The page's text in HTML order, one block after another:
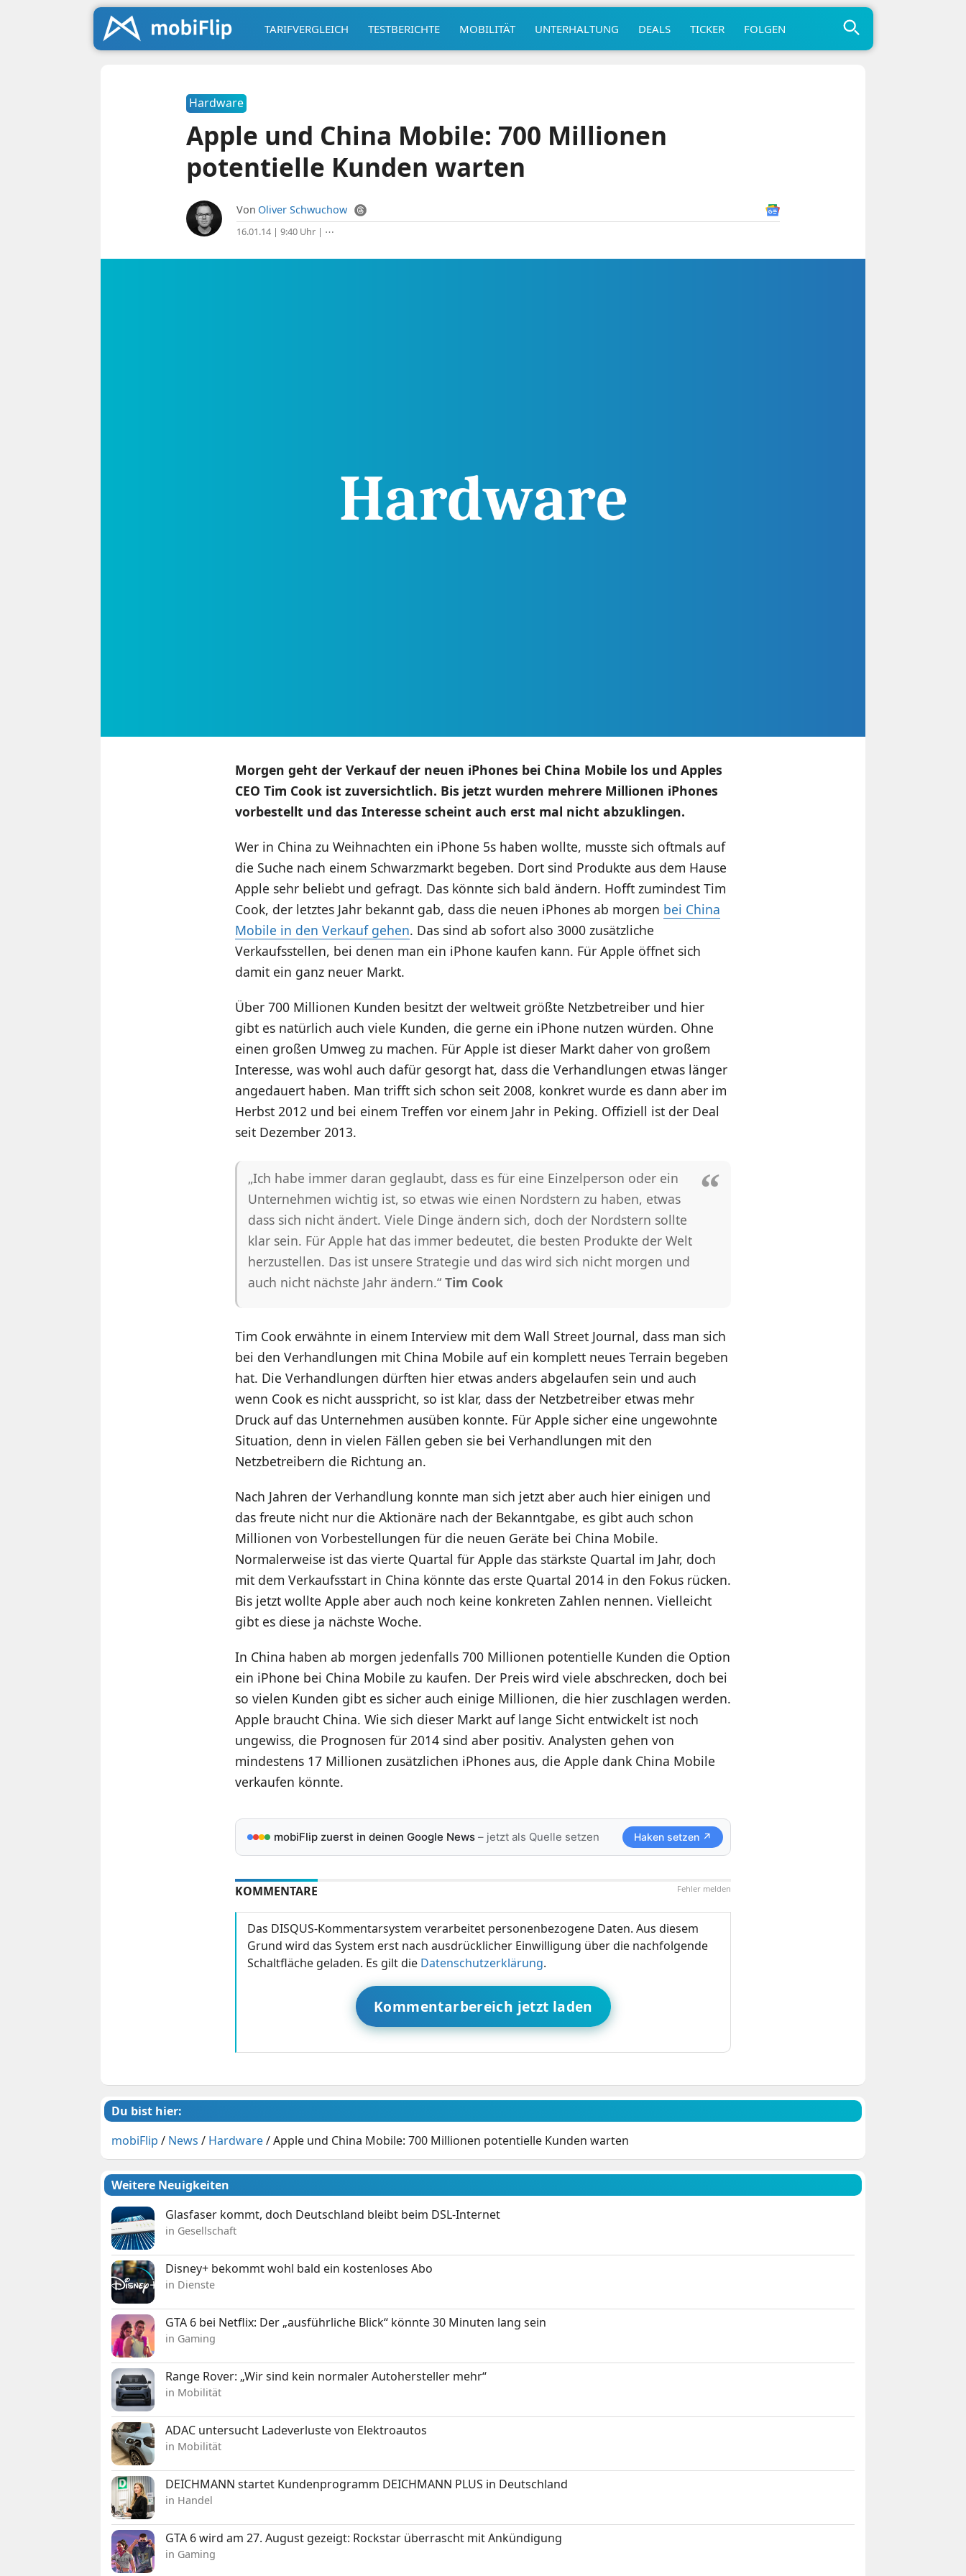
TARIFVERGLEICH TESTBERICHTE MOBILITÄT UNTERHALTUNG DEALS TICKER FOLGEN
Hardware
Apple und China Mobile: 700 Millionen
potentielle Kunden warten
Von Oliver Schwuchow
16.01.14 | 9:40 Uhr| ⋯
Morgen geht der Verkauf der neuen iPhones bei China Mobile los und Apples
CEO Tim Cook ist zuversichtlich. Bis jetzt wurden mehrere Millionen iPhones
vorbestellt und das Interesse scheint auch erst mal nicht abzuklingen.
Wer in China zu Weihnachten ein iPhone 5s haben wollte, musste sich oftmals auf
die Suche nach einem Schwarzmarkt begeben. Dort sind Produkte aus dem Hause
Apple sehr beliebt und gefragt. Das könnte sich bald ändern. Hofft zumindest Tim
Cook, der letztes Jahr bekannt gab, dass die neuen iPhones ab morgen bei China
Mobile in den Verkauf gehen. Das sind ab sofort also 3000 zusätzliche
Verkaufsstellen, bei denen man ein iPhone kaufen kann. Für Apple öffnet sich
damit ein ganz neuer Markt.
Über 700 Millionen Kunden besitzt der weltweit größte Netzbetreiber und hier
gibt es natürlich auch viele Kunden, die gerne ein iPhone nutzen würden. Ohne
einen großen Umweg zu machen. Für Apple ist dieser Markt daher von großem
Interesse, was wohl auch dafür gesorgt hat, dass die Verhandlungen etwas länger
angedauert haben. Man trifft sich schon seit 2008, konkret wurde es dann aber im
Herbst 2012 und bei einem Treffen vor einem Jahr in Peking. Offiziell ist der Deal
seit Dezember 2013.
„Ich habe immer daran geglaubt, dass es für eine Einzelperson oder ein
Unternehmen wichtig ist, so etwas wie einen Nordstern zu haben, etwas
dass sich nicht ändert. Viele Dinge ändern sich, doch der Nordstern sollte
klar sein. Für Apple hat das immer bedeutet, die besten Produkte der Welt
herzustellen. Das ist unsere Strategie und das wird sich nicht morgen und
auch nicht nächste Jahr ändern.“ Tim Cook
Tim Cook erwähnte in einem Interview mit dem Wall Street Journal, dass man sich
bei den Verhandlungen mit China Mobile auf ein komplett neues Terrain begeben
hat. Die Verhandlungen dürften hier etwas anders abgelaufen sein und auch
wenn Cook es nicht ausspricht, so ist klar, dass der Netzbetreiber etwas mehr
Druck auf das Unternehmen ausüben konnte. Für Apple sicher eine ungewohnte
Situation, denn in vielen Fällen geben sie bei Verhandlungen mit den
Netzbetreibern die Richtung an.
Nach Jahren der Verhandlung konnte man sich jetzt aber auch hier einigen und
das freute nicht nur die Aktionäre nach der Bekanntgabe, es gibt auch schon
Millionen von Vorbestellungen für die neuen Geräte bei China Mobile.
Normalerweise ist das vierte Quartal für Apple das stärkste Quartal im Jahr, doch
mit dem Verkaufsstart in China könnte das erste Quartal 2014 in den Fokus rücken.
Bis jetzt wollte Apple aber auch noch keine konkreten Zahlen nennen. Vielleicht
gibt es diese ja nächste Woche.
In China haben ab morgen jedenfalls 700 Millionen potentielle Kunden die Option
ein iPhone bei China Mobile zu kaufen. Der Preis wird viele abschrecken, doch bei
so vielen Kunden gibt es sicher auch einige Millionen, die hier zuschlagen werden.
Apple braucht China. Wie sich dieser Markt auf lange Sicht entwickelt ist noch
ungewiss, die Prognosen für 2014 sind aber positiv. Analysten gehen von
mindestens 17 Millionen zusätzlichen iPhones aus, die Apple dank China Mobile
verkaufen könnte.
mobiFlip zuerst in deinen Google News– jetzt als Quelle setzen Haken setzen ↗
Fehler melden
KOMMENTARE
Das DISQUS-Kommentarsystem verarbeitet personenbezogene Daten. Aus diesem
Grund wird das System erst nach ausdrücklicher Einwilligung über die nachfolgende
Schaltfläche geladen. Es gilt die Datenschutzerklärung.
Kommentarbereich jetzt laden
Du bist hier:
mobiFlip / News / Hardware/Apple und China Mobile: 700 Millionen potentielle Kunden warten
Weitere Neuigkeiten
Glasfaser kommt, doch Deutschland bleibt beim DSL-Internet
in Gesellschaft
Disney+ bekommt wohl bald ein kostenloses Abo
in Dienste
GTA 6 bei Netflix: Der „ausführliche Blick“ könnte 30 Minuten lang sein
in Gaming
Range Rover: „Wir sind kein normaler Autohersteller mehr“
in Mobilität
ADAC untersucht Ladeverluste von Elektroautos
in Mobilität
DEICHMANN startet Kundenprogramm DEICHMANN PLUS in Deutschland
in Handel
GTA 6 wird am 27. August gezeigt: Rockstar überrascht mit Ankündigung
in Gaming